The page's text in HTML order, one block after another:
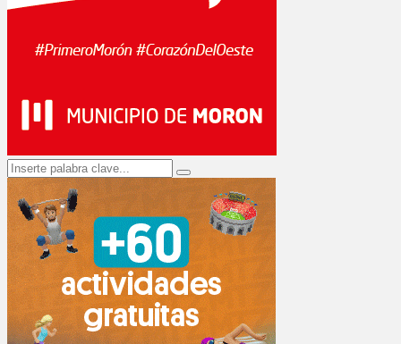
Search
for:
Search